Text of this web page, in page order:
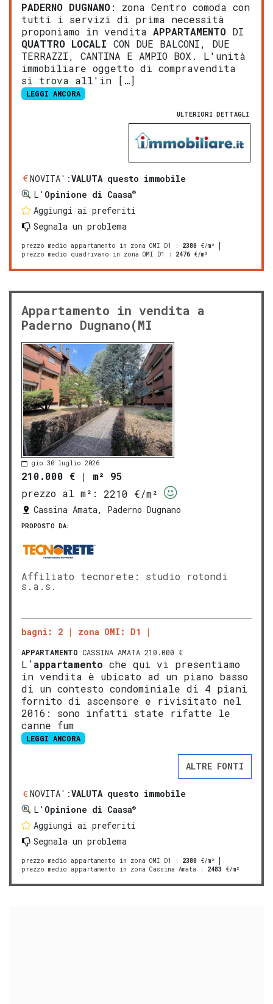
PADERNO DUGNANO: zona Centro comoda con
tutti i servizi di prima necessità
proponiamo in vendita APPARTAMENTO DI
QUATTRO LOCALI CON DUE BALCONI, DUE
TERRAZZI, CANTINA E AMPIO BOX. L'unità
immobiliare oggetto di compravendita
si trova all'in […]
LEGGI ANCORA
ULTERIORI DETTAGLI
NOVITA':VALUTA questo immobile
L' Opinione di Caasa®
Aggiungi ai preferiti
Segnala un problema
prezzo medio appartamento in zona OMI D1 : 2380 €/m²
prezzo medio quadrivano in zona OMI D1
: 2476 €/m²
Appartamento in vendita a
Paderno Dugnano(MI
gio 30 luglio 2026
210.000 € | m² 95
prezzo al m²:
2210 €/m²
Cassina Amata, Paderno Dugnano
PROPOSTO DA:
Affiliato tecnorete: studio rotondi
s.a.s.
bagni: 2 zona OMI: D1
APPARTAMENTO CASSINA AMATA 210.000 €
L’appartamento che qui vi presentiamo
in vendita è ubicato ad un piano basso
di un contesto condominiale di 4 piani
fornito di ascensore e rivisitato nel
2016: sono infatti state rifatte le
canne fum
LEGGI ANCORA
ALTRE FONTI
NOVITA':VALUTA questo immobile
L' Opinione di Caasa®
Aggiungi ai preferiti
Segnala un problema
prezzo medio appartamento in zona OMI D1 : 2380 €/m²
prezzo medio appartamento in zona Cassina Amata : 2483 €/m²